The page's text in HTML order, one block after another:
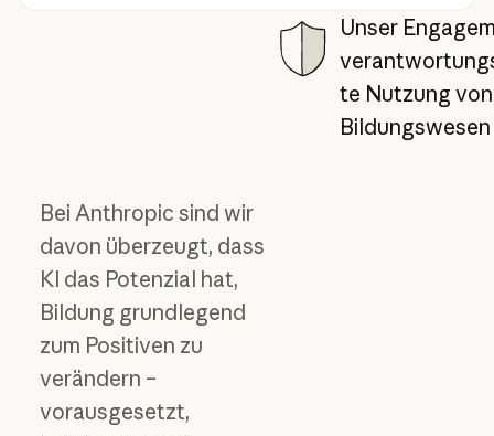
Unser
te Nutzung von
Bildungswesen
Bei Anthropic sind wir
davon überzeugt, dass
KI das Potenzial hat,
Bildung grundlegend
zum Positiven zu
verändern –
vorausgesetzt,